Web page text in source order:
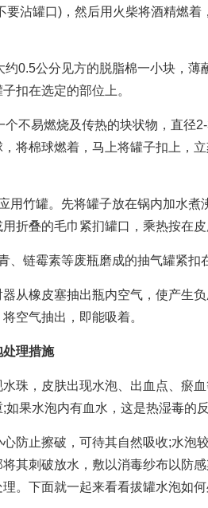
要沾罐口)，然后用火柴将酒精燃
公分见方的脱脂棉一小块，薄
扣在选定的部位上。
易燃烧及传热的块状物，直径2-
，将棉球燃着，马上将罐子扣上，
竹罐。先将罐子放在锅内加水煮
折叠的毛巾紧扪罐口，乘热按在
链霉素等废瓶磨成的抽气罐紧扣
橡皮塞抽出瓶内空气，使产生负
空气抽出，即能吸着。
处理措施
，皮肤出现水泡、出血点、瘀血
如果水泡内有血水，这是热湿毒的
止擦破，可待其自然吸收;水泡
其刺破放水，敷以消毒纱布以防
。下面就一起来看看拔罐水泡如